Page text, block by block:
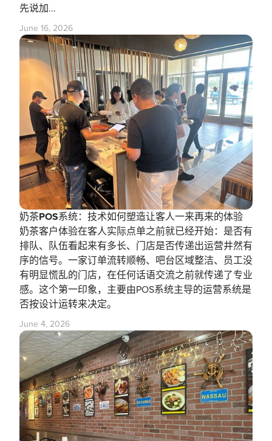
先说加...
June 16, 2026
奶茶POS系统：技术如何塑造让客人一来再来的体验
奶茶客户体验在客人实际点单之前就已经开始：是否有
排队、队伍看起来有多长、门店是否传递出运营井然有
序的信号。一家订单流转顺畅、吧台区域整洁、员工没
有明显慌乱的门店，在任何话语交流之前就传递了专业
感。这个第一印象，主要由POS系统主导的运营系统是
否按设计运转来决定。
June 4, 2026